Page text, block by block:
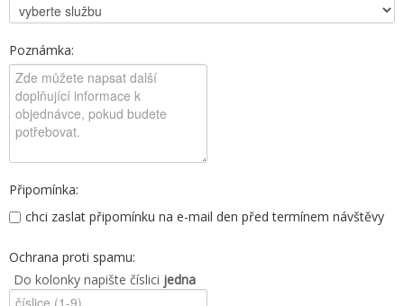
Poznámka:
Připomínka:
chci zaslat připomínku na e-mail den před termínem návštěvy
Ochrana proti spamu:
Do kolonky napište číslici jedna